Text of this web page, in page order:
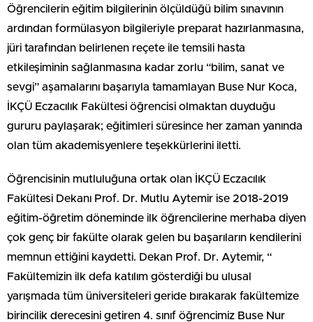
Öğrencilerin eğitim bilgilerinin ölçüldüğü bilim sınavının
ardından formülasyon bilgileriyle preparat hazırlanmasına,
jüri tarafından belirlenen reçete ile temsili hasta
etkileşiminin sağlanmasına kadar zorlu “bilim, sanat ve
sevgi” aşamalarını başarıyla tamamlayan Buse Nur Koca,
İKÇÜ Eczacılık Fakültesi öğrencisi olmaktan duyduğu
gururu paylaşarak; eğitimleri süresince her zaman yanında
olan tüm akademisyenlere teşekkürlerini iletti.
Öğrencisinin mutluluğuna ortak olan İKÇÜ Eczacılık
Fakültesi Dekanı Prof. Dr. Mutlu Aytemir ise 2018-2019
eğitim-öğretim döneminde ilk öğrencilerine merhaba diyen
çok genç bir fakülte olarak gelen bu başarıların kendilerini
memnun ettiğini kaydetti. Dekan Prof. Dr. Aytemir, “
Fakültemizin ilk defa katılım gösterdiği bu ulusal
yarışmada tüm üniversiteleri geride bırakarak fakültemize
birincilik derecesini getiren 4. sınıf öğrencimiz Buse Nur